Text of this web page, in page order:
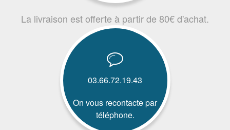
La livraison est offerte à partir de 80€ d'achat.
03.66.72.19.43
On vous recontacte par
téléphone.